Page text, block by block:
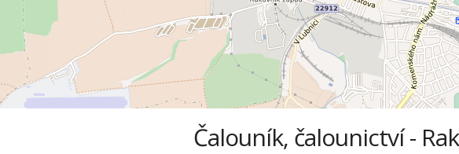
Čalouník, čalounictví -